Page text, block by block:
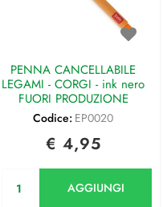
PENNA CANCELLABILE
LEGAMI - CORGI - ink nero
FUORI PRODUZIONE
Codice: EP0020
€ 4,95
AGGIUNGI